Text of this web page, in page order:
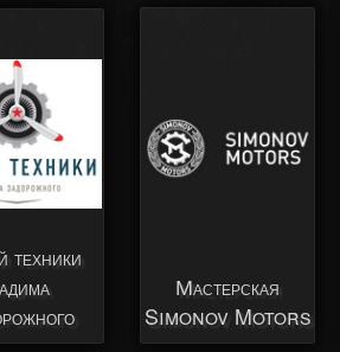
техники
Мастерская
Simonov Motors